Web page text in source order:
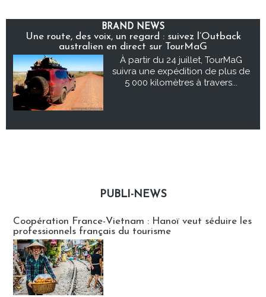
BRAND NEWS
Une route, des voix, un regard : suivez l’Outback
australien en direct sur TourMaG
À partir du 24 juillet, TourMaG
suivra une expédition de plus de
5 000 kilomètres à travers...
PUBLI-NEWS
Coopération France-Vietnam : Hanoï veut séduire les
professionnels français du tourisme